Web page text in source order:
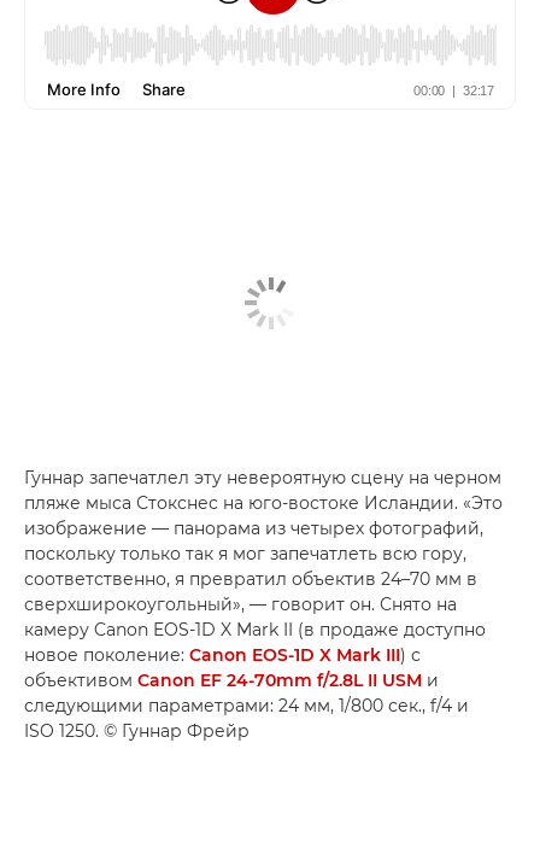
Гуннар запечатлел эту невероятную сцену на черном
пляже мыса Стокснес на юго-востоке Исландии. «Это
изображение — панорама из четырех фотографий,
поскольку только так я мог запечатлеть всю гору,
соответственно, я превратил объектив 24–70 мм в
сверхширокоугольный», — говорит он. Снято на
камеру Canon EOS-1D X Mark II (в продаже доступно
новое поколение: Canon EOS-1D X Mark III) с
объективом Canon EF 24-70mm f/2.8L II USM и
следующими параметрами: 24 мм, 1/800 сек., f/4 и
ISO 1250. © Гуннар Фрейр